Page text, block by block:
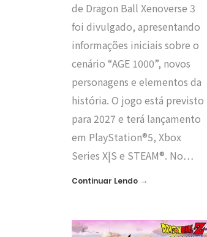
de Dragon Ball Xenoverse 3
foi divulgado, apresentando
informações iniciais sobre o
cenário “AGE 1000”, novos
personagens e elementos da
história. O jogo está previsto
para 2027 e terá lançamento
em PlayStation®5, Xbox
Series X|S e STEAM®. No…
Continuar Lendo →